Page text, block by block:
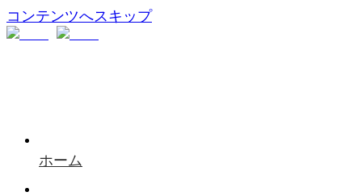
コンテンツへスキップ
ホーム